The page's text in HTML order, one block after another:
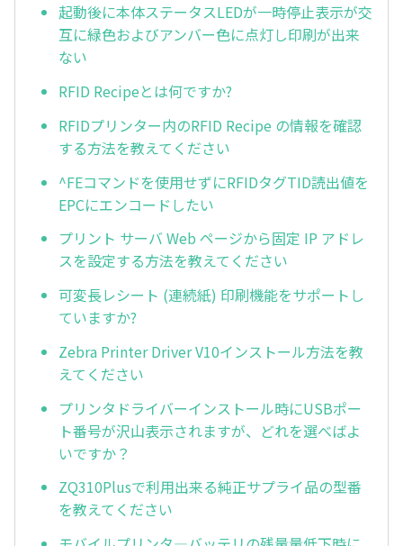
起動後に本体ステータスLEDが一時停止表示が交
互に緑色およびアンバー色に点灯し印刷が出来
ない
RFID Recipeとは何ですか?
RFIDプリンター内のRFID Recipe の情報を確認
する方法を教えてください
^FEコマンドを使用せずにRFIDタグTID読出値を
EPCにエンコードしたい
プリント サーバ Web ページから固定 IP アドレ
スを設定する方法を教えてください
可変長レシート (連続紙) 印刷機能をサポートし
ていますか?
Zebra Printer Driver V10インストール方法を教
えてください
プリンタドライバーインストール時にUSBポー
ト番号が沢山表示されますが、どれを選べばよ
いですか？
ZQ310Plusで利用出来る純正サプライ品の型番
を教えてください